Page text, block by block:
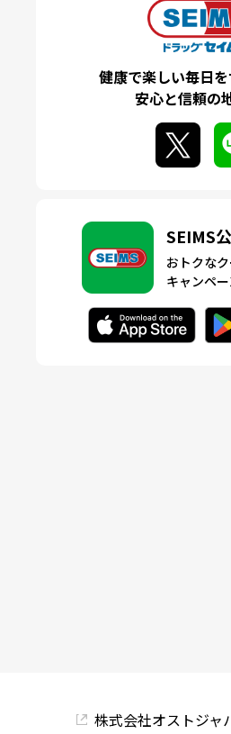
健康で楽しい毎日
安心と信頼の
SEIMS
おトクな
キャンペ
株式会社オストジャ